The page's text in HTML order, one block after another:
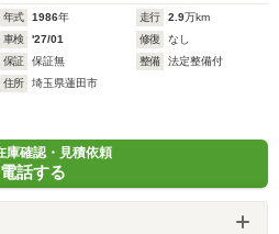
年式 1986年 走行 2.9万km
車検
'27/01 修復
なし
保証
保証無 整備
法定整備付
住所
埼玉県蓮田市
庫確認・見積依頼
電話する